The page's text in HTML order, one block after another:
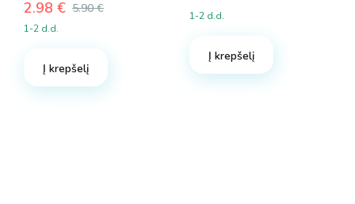
5.90€
Original
price
5.90 €.
2.98 €
Current
price
2.98 €.
1-2 d.d.
Į krepšelį
Original
price
69.90 €.
Current
price
49.98 €.
1-2 d.d.
Į krepšelį